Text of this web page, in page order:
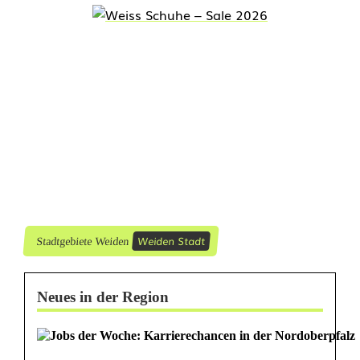
z
e
Stadtgebiete Weiden Weiden Stadt
Neues in der Region